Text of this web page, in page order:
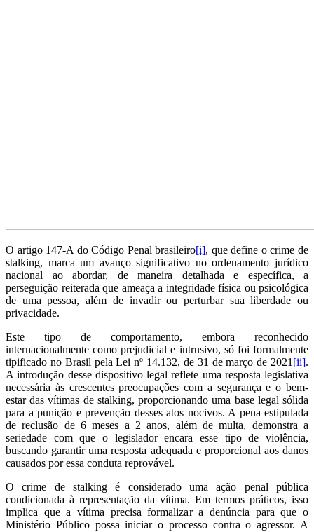
O artigo 147-A do Código Penal brasileiro[i], que define o crime de
stalking, marca um avanço significativo no ordenamento jurídico
nacional ao abordar, de maneira detalhada e específica, a
perseguição reiterada que ameaça a integridade física ou psicológica
de uma pessoa, além de invadir ou perturbar sua liberdade ou
privacidade.
Este tipo de comportamento, embora reconhecido
internacionalmente como prejudicial e intrusivo, só foi formalmente
tipificado no Brasil pela Lei nº 14.132, de 31 de março de 2021 [ii].
A introdução desse dispositivo legal reflete uma resposta legislativa
necessária às crescentes preocupações com a segurança e o bem-
estar das vítimas de stalking, proporcionando uma base legal sólida
para a punição e prevenção desses atos nocivos. A pena estipulada
de reclusão de 6 meses a 2 anos, além de multa, demonstra a
seriedade com que o legislador encara esse tipo de violência,
buscando garantir uma resposta adequada e proporcional aos danos
causados por essa conduta reprovável.
O crime de stalking é considerado uma ação penal pública
condicionada à representação da vítima. Em termos práticos, isso
implica que a vítima precisa formalizar a denúncia para que o
Ministério Público possa iniciar o processo contra o agressor. A